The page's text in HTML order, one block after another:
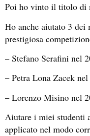
Poi ho vinto il titolo di
Ho anche aiutato 3 dei
prestigiosa
– Stefano Serafini nel
– Petra Lona Zacek
– Lorenzo Misino nel
Aiutare i miei studenti
applicato nel modo